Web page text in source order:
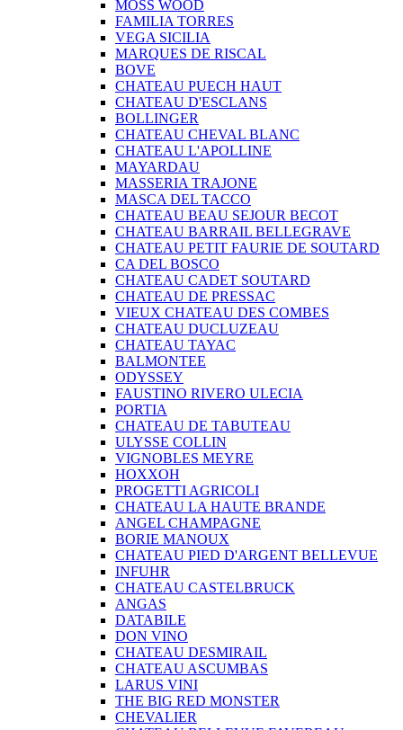
MOSS WOOD
FAMILIA TORRES
VEGA SICILIA
MARQUES DE RISCAL
BOVE
CHATEAU PUECH HAUT
CHATEAU D'ESCLANS
BOLLINGER
CHATEAU CHEVAL BLANC
CHATEAU L'APOLLINE
MAYARDAU
MASSERIA TRAJONE
MASCA DEL TACCO
CHATEAU BEAU SEJOUR BECOT
CHATEAU BARRAIL BELLEGRAVE
CHATEAU PETIT FAURIE DE SOUTARD
CA DEL BOSCO
CHATEAU CADET SOUTARD
CHATEAU DE PRESSAC
VIEUX CHATEAU DES COMBES
CHATEAU DUCLUZEAU
CHATEAU TAYAC
BALMONTEE
ODYSSEY
FAUSTINO RIVERO ULECIA
PORTIA
CHATEAU DE TABUTEAU
ULYSSE COLLIN
VIGNOBLES MEYRE
HOXXOH
PROGETTI AGRICOLI
CHATEAU LA HAUTE BRANDE
ANGEL CHAMPAGNE
BORIE MANOUX
CHATEAU PIED D'ARGENT BELLEVUE
INFUHR
CHATEAU CASTELBRUCK
ANGAS
DATABILE
DON VINO
CHATEAU DESMIRAIL
CHATEAU ASCUMBAS
LARUS VINI
THE BIG RED MONSTER
CHEVALIER